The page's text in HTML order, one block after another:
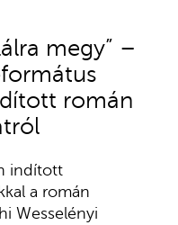
megy” –
román
indított
a román
Wesselényi